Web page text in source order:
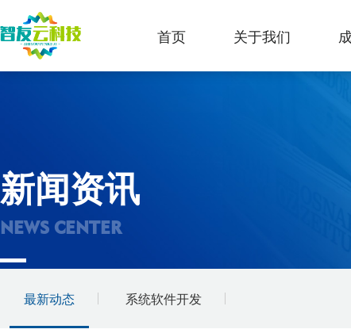
首页 关于我们
新闻资讯
NEWS CENTER
最新动态 系统软件开发